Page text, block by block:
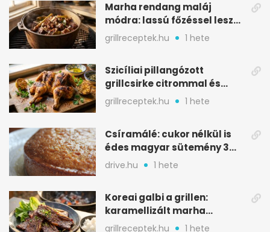
Marha rendang maláj
módra: lassú főzéssel lesz
igazán szaftos
grillreceptek.hu 1 hete
Szicíliai pillangózott
grillcsirke citrommal és
oregánóval
grillreceptek.hu 1 hete
Csíramálé: cukor nélkül is
édes magyar sütemény 3
alapanyagból
drive.hu 1 hete
Koreai galbi a grillen:
karamellizált marha
rövidborda gyorsan
grillreceptek.hu 1 hete